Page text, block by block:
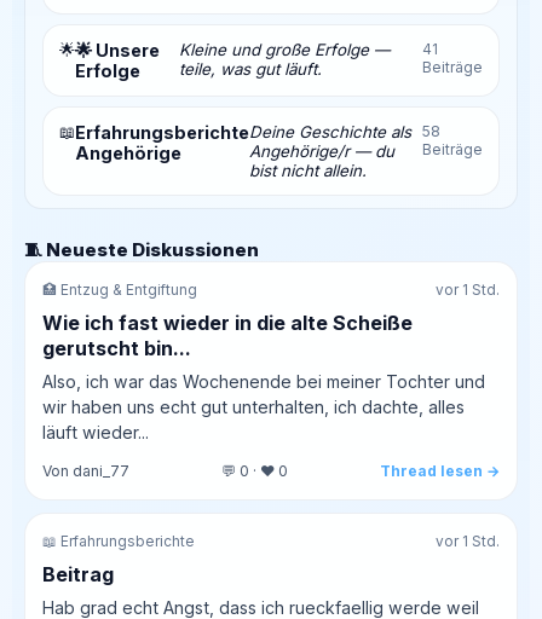
🌟🌟 Unsere
Erfolge
Kleine und große Erfolge —
teile, was gut läuft.
41
Beiträge
📖Erfahrungsberichte
Angehörige
Deine Geschichte als
Angehörige/r — du
bist nicht allein.
58
Beiträge
🧵 Neueste Diskussionen
🏥 Entzug & Entgiftung vor 1 Std.
Wie ich fast wieder in die alte Scheiße
gerutscht bin...
Also, ich war das Wochenende bei meiner Tochter und
wir haben uns echt gut unterhalten, ich dachte, alles
läuft wieder...
Von dani_77 💬 0 · ❤️ 0 Thread lesen →
📖 Erfahrungsberichte vor 1 Std.
Beitrag
Hab grad echt Angst, dass ich rueckfaellig werde weil